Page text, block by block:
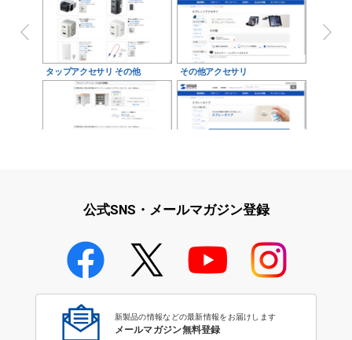
タップアクセサリ その他 その他アクセサリ
その他・変換
公式SNS・メールマガジン登録
新製品の情報などの最新情報をお届けします
メールマガジン無料登録